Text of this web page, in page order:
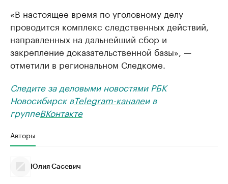
«В настоящее время по уголовному делу
проводится комплекс следственных действий,
направленных на дальнейший сбор и
закрепление доказательственной базы», —
отметили в региональном Следкоме.
Следите за деловыми новостями РБК
Новосибирск вTelegram-каналеи в
группеВКонтакте
Авторы
Юлия Сасевич